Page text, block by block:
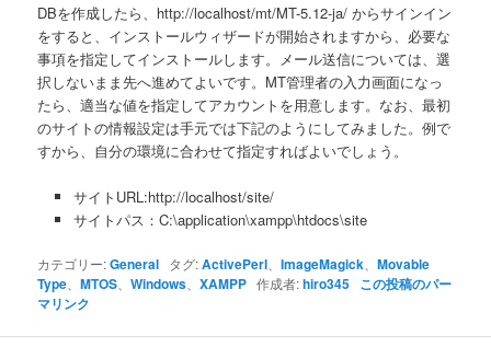
DBを作成したら、http://localhost/mt/MT-5.12-ja/ からサインイン
をすると、インストールウィザードが開始されますから、必要な
事項を指定してインストールします。メール送信については、選
択しないまま先へ進めてよいです。MT管理者の入力画面になっ
たら、適当な値を指定してアカウントを用意します。なお、最初
のサイトの情報設定は手元では下記のようにしてみました。例で
すから、自分の環境に合わせて指定すればよいでしょう。
サイトURL:http://localhost/site/
サイトパス：C:\application\xampp\htdocs\site
カテゴリー:General タグ:ActivePerl 、ImageMagick 、Movable
Type 、MTOS 、Windows 、XAMPP 作成者:hiro345 この投稿のパー
マリンク